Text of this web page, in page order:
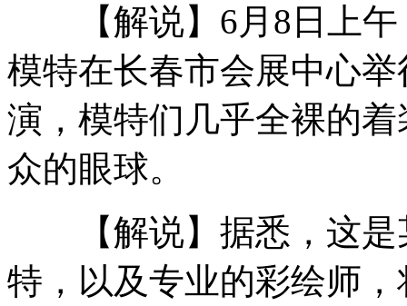
李冰冰任中英大使传送奥运火炬
桂林连降大雨街道发生地质塌陷
【解说】6月8日上午
模特在长春市会展中心
演，模特们几乎全裸的
众的眼球。
【解说】据悉，这是
特，以及专业的彩绘师